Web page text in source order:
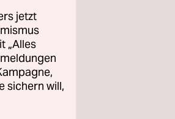
jetzt
„Alles
sichern will,